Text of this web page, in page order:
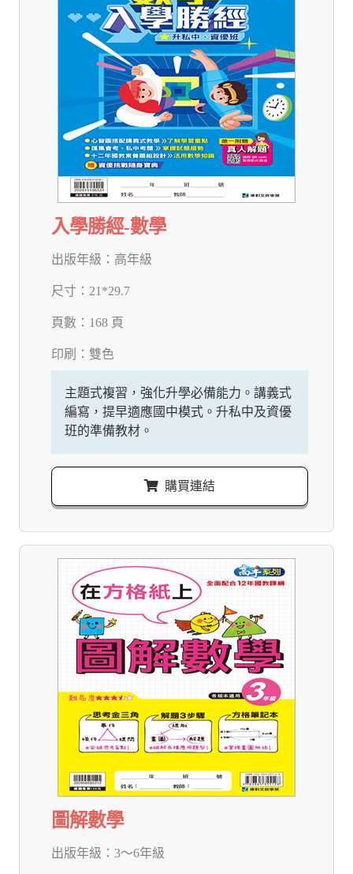
入學勝經-數學
出版年級： 高年級
尺寸： 21*29.7
頁數： 168 頁
印刷： 雙色
主題式複習，強化升學必備能力。講義式
編寫，提早適應國中模式。升私中及資優
班的準備教材。
購買連結
圖解數學
出版年級： 3～6年級